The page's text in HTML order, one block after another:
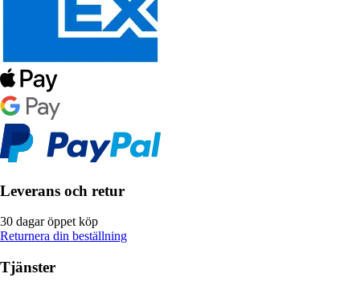
Leverans och retur
30 dagar öppet köp
Returnera din beställning
Tjänster